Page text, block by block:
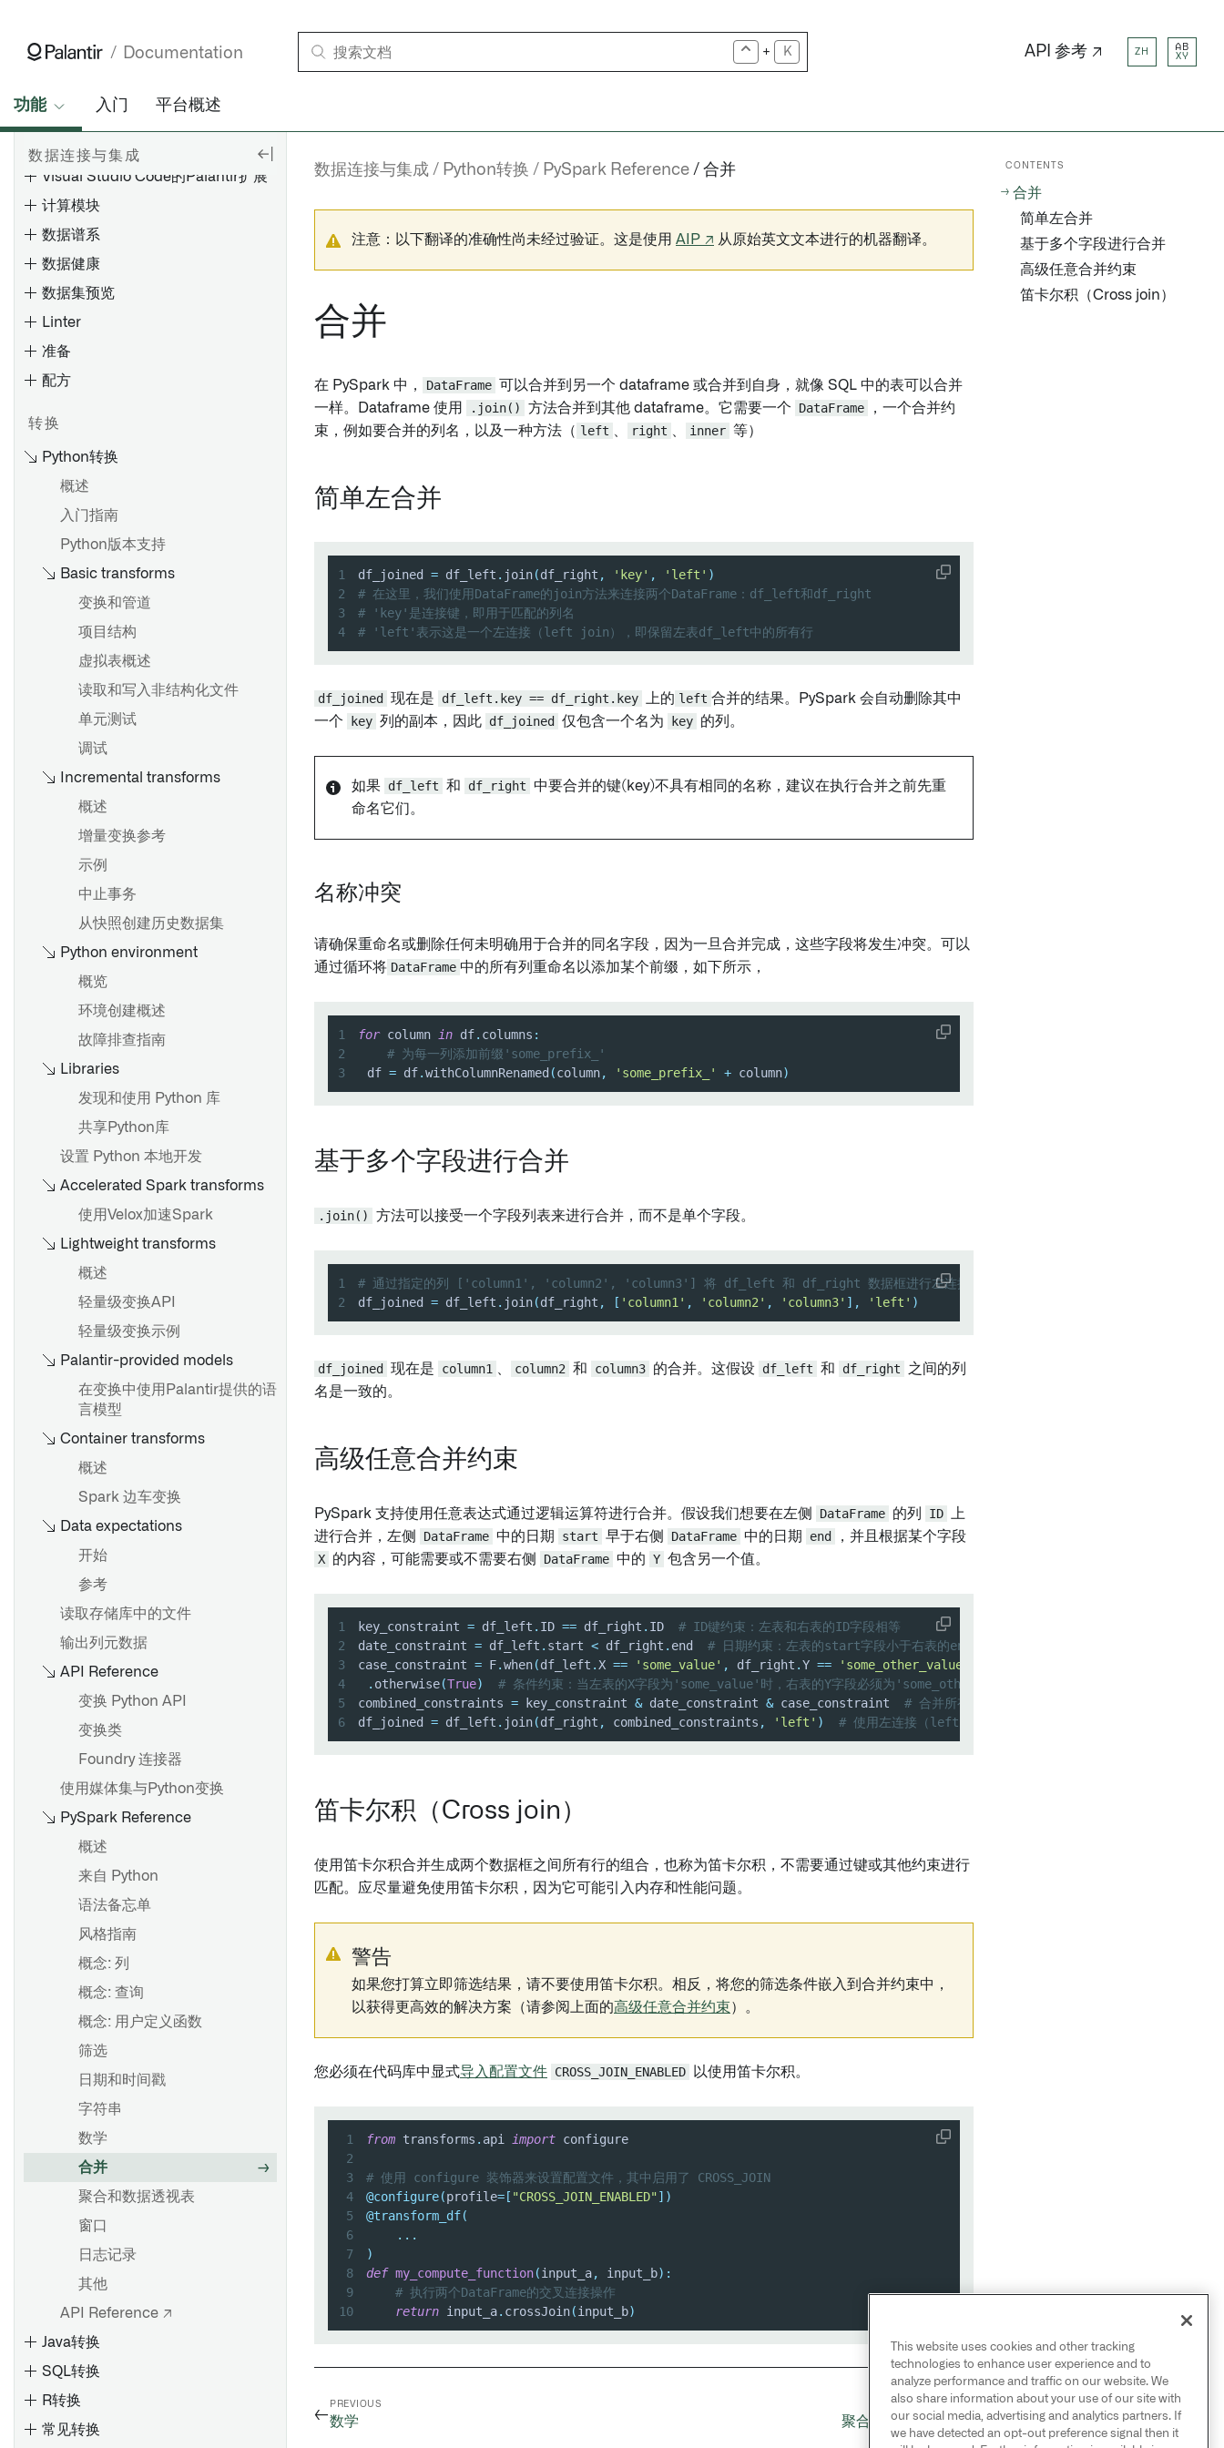
Documentation + K API 参考 ↗ ZH
AB
XY
功能 入门 平台概述
数据连接与集成
优化 JDBC 同步
概览
Server）
创建RFC连接
卸载 Palantir Foundry
Connector 2.0 for SAP
Applications 或远程代理
Palantir Foundry Connector
2.0 以 SAP 应用的管理控制台
2.0 以 SAP 应用程序的参数
创建一个新的来源
源探索
Foundry SAP 同步
创建新的流式同步
增量更新
SAP 对象类型
动态筛选
从SAP提取长文本
配置自定义授权和角色管理
BEx 查询
提取器
函数
事务代码和报告提取
从SAP导入HANA视图
用户归属的 SAP 数据输出与
OAuth 2.0
据集批处理管道
集批处理管道
理管道
使用代码库创建媒体集批处理
管道
使用Pipeline Builder创建增量
计算
流式密钥
流式有状态变换
概述
创建计划
查看和修改计划
查找和管理计划
常见调度配置
触发器类型参考
故障排除参考
向市场产品添加计划 [测试版]
概述
创建连接流
Compass 文件列出器
推荐的项目和团队结构
开发最佳实践
分支和发布流程
调度最佳实践
搭建生产流水线
概览
为CSV或JSON文件推断架构
概述
调试失败的管道
排查内存不足（OOM）出错
排查计划
理解 Spark 细节
Spark UI [测试版]
理解计算使用情况
原生加速
设置投影
高级细节
Foundry 使用优化
概述
添加数据集
自动生成输入数据
批量输入数据集的计算模式
合并数据
创建地理空间变换
在Pipeline Builder中创建唯一
ID
在流式Pipeline Builder管道中
合并数据
在 Pipeline Builder 中使用
提出更改
批准更改
分支保护
回退分支
概述
创建计划
调度器中的 AIP 功能
数据期望
配置数据健康检查
在 Pipeline Builder 中进行单
PB函数表达式
在控制面板中配置代码库设置
预览变换
Artifact 存储库
导航
创建 Artifact 存储库
删除 Artifact 仓库
发布制品
召回制品
管理权限
创建自定义检查
准备数据集以供下载
概述
分支设置
仓库设置
代码库升级
Spark 配置文件
工件设置
Ontology 导入
高级存储库设置
使用代码库计算用量
VS Code
Visual Studio Code的Palantir扩展
计算模块
数据谱系
节点着色
图元素参考
预览和逻辑
查看搭建时间线
了解过时的数据集
查找具有指定列的数据集
搭建数据集
管理计划
检查资源权限
查看权限标记更改的影响
数据健康
通知和问题
检查参考
查看和理解检查组
数据集预览
Linter
准备
配方
转换
Python转换
概述
入门指南
Python版本支持
Basic transforms
变换和管道
项目结构
虚拟表概述
读取和写入非结构化文件
单元测试
调试
Incremental transforms
概述
增量变换参考
示例
中止事务
从快照创建历史数据集
Python environment
概览
环境创建概述
故障排查指南
Libraries
发现和使用 Python 库
共享Python库
设置 Python 本地开发
Accelerated Spark transforms
使用Velox加速Spark
Lightweight transforms
概述
轻量级变换API
轻量级变换示例
Palantir-provided models
在变换中使用Palantir提供的语
言模型
Container transforms
概述
Spark 边车变换
Data expectations
开始
参考
读取存储库中的文件
输出列元数据
API Reference
变换 Python API
变换类
Foundry 连接器
使用媒体集与Python变换
PySpark Reference
概述
来自 Python
语法备忘单
风格指南
概念: 列
概念: 查询
概念: 用户定义函数
筛选
日期和时间戳
字符串
数学
合并
聚合和数据透视表
窗口
日志记录
其他
API Reference ↗
Java转换
SQL转换
R转换
常见转换
数据连接与集成 Python转换 PySpark Reference 合并
注意：以下翻译的准确性尚未经过验证。这是使用 AIP ↗ 从原始英文文本进行的机器翻译。
合并
在 PySpark 中， DataFrame
可以合并到另一个 dataframe 或合并到自身，就像 SQL 中的表可以合并
一样。Dataframe 使用
.join() 方法合并到其他 dataframe。它需要一个 DataFrame
，一个合并约
束，例如要合并的列名，以及一种方法（ left right inner 等）
简单左合并
1 df_joined = df_left . join(df_right , 'key' , 'left' )
2
# 在这里，我们使用DataFrame的join方法来连接两个DataFrame：df_left和df_right
3
# 'key'是连接键，即用于匹配的列名
4
# 'left'表示这是一个左连接（left join），即保留左表df_left中的所有行
df_joined 现在是 df_left.key == df_right.key 上的 left 合并的结果。PySpark 会自动删除其中
一个
key 列的副本，因此 df_joined 仅包含一个名为 key 的列。
如果 df_left 和 df_right 中要合并的键(key)不具有相同的名称，建议在执行合并之前先重
命名它们。
名称冲突
请确保重命名或删除任何未明确用于合并的同名字段，因为一旦合并完成，这些字段将发生冲突。可以
通过循环将 DataFrame 中的所有列重命名以添加某个前缀，如下所示，
1 for column in df. columns :
2
# 为每一列添加前缀'some_prefix_'
3
	df
= df.withColumnRenamed (column, 'some_prefix_' + column)
基于多个字段进行合并
.join() 方法可以接受一个字段列表来进行合并，而不是单个字段。
1
# 通过指定的列 ['column1', 'column2', 'column3'] 将 df_left 和 df_right 数据框进行左连接
2
df_joined = df_left . join(df_right , [ 'column1' , 'column2' , 'column3' ] , 'left' )
df_joined 现在是 column1 column2 和 column3 的合并。这假设 df_left 和 df_right
之间的列
名是一致的。
高级任意合并约束
PySpark 支持使用任意表达式通过逻辑运算符进行合并。假设我们想要在左侧 DataFrame 的列 ID
上
进行合并，左侧
DataFrame 中的日期 start 早于右侧 DataFrame 中的日期 end
，并且根据某个字段
X 的内容，可能需要或不需要右侧 DataFrame 中的 Y 包含另一个值。
1 key_constraint = df_left . ID == df_right . ID # ID键约束：左表和右表的ID字段相等
2
date_constraint = df_left . start < df_right . end # 日期约束：左表的start字段小于右表的end字段
3
case_constraint = F.when(df_left . X == 'some_value' , df_right .Y == 'some_other_value'
4
. otherwise(True)
# 条件约束：当左表的X字段为'some_value'时，右表的Y字段必须为'some_other_value'，否则为True
5
combined_constraints = key_constraint & date_constraint & case_constraint # 合并所有约束条件
6
df_joined = df_left . join(df_right , combined_constraints , 'left' ) # 使用左连接（left join）合并左表和右表
笛卡尔积（Cross join）
使用笛卡尔积合并生成两个数据框之间所有行的组合，也称为笛卡尔积，不需要通过键或其他约束进行
匹配。应尽量避免使用笛卡尔积，因为它可能引入内存和性能问题。
警告
如果您打算立即筛选结果，请不要使用笛卡尔积。相反，将您的筛选条件嵌入到合并约束中，
以获得更高效的解决方案（请参阅上面的高级任意合并约束）。
您必须在代码库中显式导入配置文件 CROSS_JOIN_ENABLED 以使用笛卡尔积。
1 from transforms . api import
2
3
# 使用 configure 装饰器来设置配置文件，其中启用了 CROSS_JOIN
4
@configure(profile=[ "CROSS_JOIN_ENABLED" ] )
5
@transform_df(
6
. . .
7
)
8
def my_compute_function(input_a, input_b) :
9
# 执行两个DataFrame的交叉连接操作
10
return input_a. crossJoin(input_b)
←
PREVIOUS
数学
NEXT
聚合和数据透视表→
CONTENTS
合并
简单左合并
基于多个字段进行合并
高级任意合并约束
笛卡尔积（Cross join）
This website uses cookies and other tracking
technologies to enhance user experience and to
analyze performance and traffic on our website. We
also share information about your use of our site with
our social media, advertising and analytics partners. If
we have detected an opt-out preference signal then it